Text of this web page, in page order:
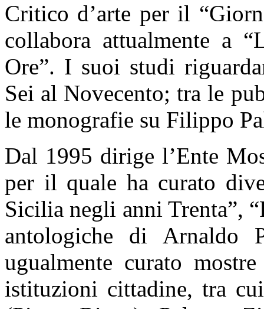
Critico d’arte per il
collabora attualmente a
Ore”. I suoi studi
Sei al Novecento; tra le
le monografie su Filippo
Dal 1995 dirige l’Ente
per il quale ha curato
Sicilia negli anni Trenta”,
antologiche di Arnaldo
ugualmente curato
istituzioni cittadine, tra